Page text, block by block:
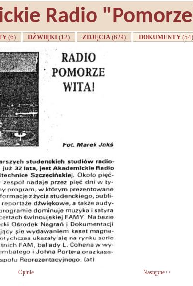
Radio
(6) DŹWIĘKI(12) ZDJĘCIA(629) DOKUMENTY (54)
Opinie Następne>>